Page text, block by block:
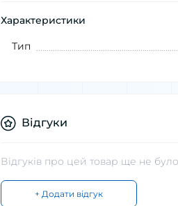
Характеристики
Тип
Відгуки
Відгуків про цей товар ще не
+ Додати відгук